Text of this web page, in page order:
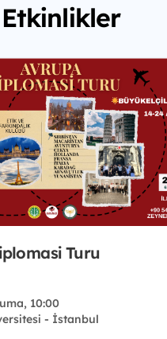
Turu
10:00
- İstanbul